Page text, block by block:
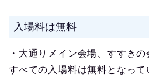
入場料は無料
・大通りメイン会場、すすきの
すべての入場料は無料となって